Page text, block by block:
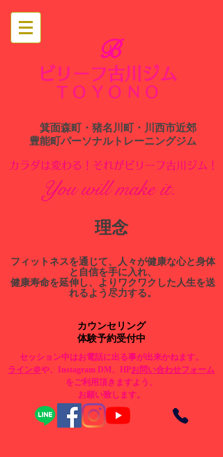
ビリーフ古川ジム
TOYONO
B
箕面森町・猪名川町・川西市近郊
​豊能町パーソナルトレーニングジム
​カラダは変わる！それがビリーフ古川ジム！
You will make it.
​理念
​フィットネスを通じて、人々が健康な心と身体
と自信を手に入れ、
健康寿命を延伸し、よりワクワクした人生を送
れるよう尽力する。
カウンセリング
体験予約受付中
セッション中はお電話に出る事が出来かねます。
​ライン＠や、Instagram DM、HPお問い合わせフォーム
をご利用頂きますよう、
お願い致します。